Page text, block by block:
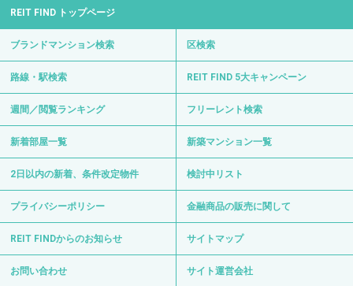
REIT FIND トップページ
ブランドマンション検索 区検索
路線・駅検索 REIT FIND 5大キャンペーン
週間／閲覧ランキング フリーレント検索
新着部屋一覧 新築マンション一覧
2日以内の新着、条件改定物件 検討中リスト
プライバシーポリシー 金融商品の販売に関して
REIT FINDからのお知らせ サイトマップ
お問い合わせ サイト運営会社